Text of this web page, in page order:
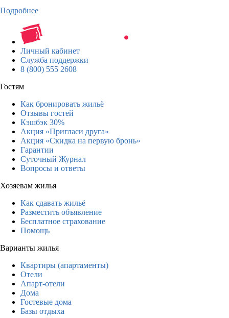
Подробнее
Личный кабинет
Служба поддержки
8 (800) 555 2608
Гостям
Как бронировать жильё
Отзывы гостей
Кэшбэк 30%
Акция «Пригласи друга»
Акция «Скидка на первую бронь»
Гарантии
Суточный Журнал
Вопросы и ответы
Хозяевам жилья
Как сдавать жильё
Разместить объявление
Бесплатное страхование
Помощь
Варианты жилья
Квартиры (апартаменты)
Отели
Апарт-отели
Дома
Гостевые дома
Базы отдыха